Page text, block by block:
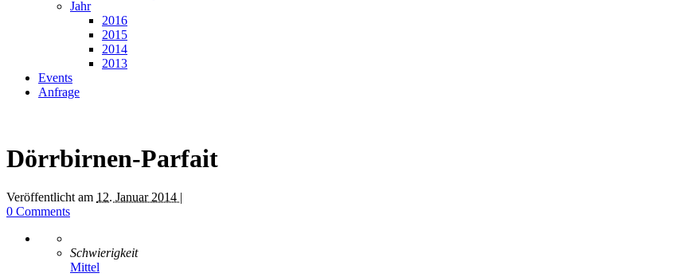
Jahr
2016
2015
2014
2013
Events
Anfrage
Dörrbirnen-Parfait
Veröffentlicht am 12. Januar 2014 |
0 Comments
Schwierigkeit
Mittel